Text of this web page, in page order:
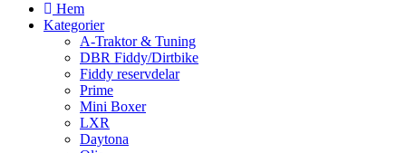
Hem
Kategorier
A-Traktor & Tuning
DBR Fiddy/Dirtbike
Fiddy reservdelar
Prime
Mini Boxer
LXR
Daytona